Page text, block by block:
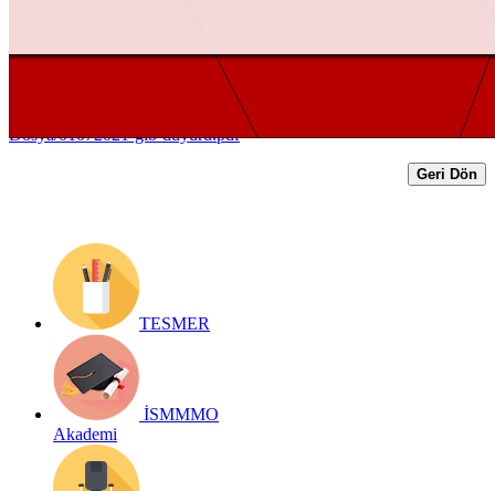
Yayın Tarihi: 1 Temmuz 2021
https://www.ismmmo.org.tr/dosya/2633/Mevzuat-
Dosya/01072021-gib-duyuru.pdf
Geri Dön
TESMER
İSMMMO
Akademi